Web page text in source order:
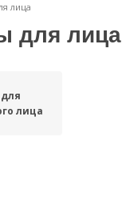
лица
для лица
лица